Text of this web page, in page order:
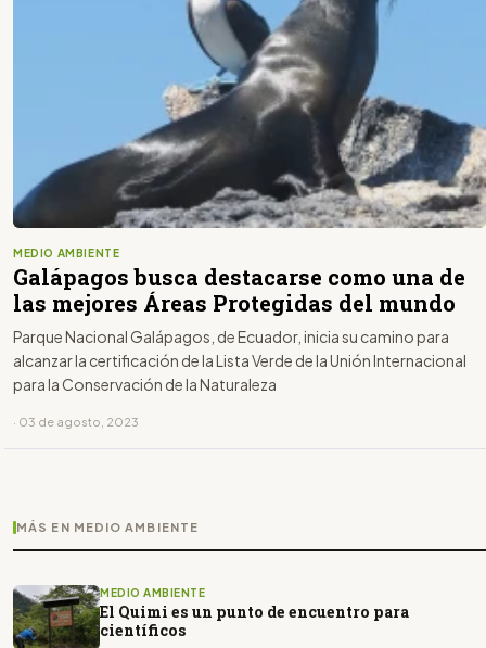
MEDIO AMBIENTE
Galápagos busca destacarse como una de
las mejores Áreas Protegidas del mundo
Parque Nacional Galápagos, de Ecuador, inicia su camino para
alcanzar la certificación de la Lista Verde de la Unión Internacional
para la Conservación de la Naturaleza
· 03 de agosto, 2023
MÁS EN MEDIO AMBIENTE
MEDIO AMBIENTE
El Quimi es un punto de encuentro para
científicos